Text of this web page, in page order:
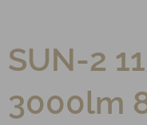
SUN-2
3000lm